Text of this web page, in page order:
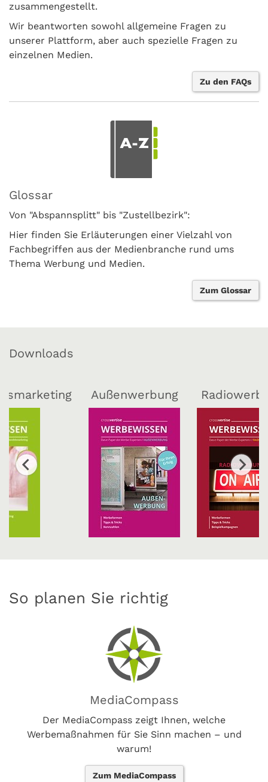
zusammengestellt.
Wir beantworten sowohl allgemeine Fragen zu
unserer Plattform, aber auch spezielle Fragen zu
einzelnen Medien.
Zu den FAQs
Glossar
Von "Abspannsplitt" bis "Zustellbezirk":
Hier finden Sie Erläuterungen einer Vielzahl von
Fachbegriffen aus der Medienbranche rund ums
Thema Werbung und Medien.
Zum Glossar
Downloads
Außenwerbung
So planen Sie richtig
MediaCompass
Der MediaCompass zeigt Ihnen, welche
Werbemaßnahmen für Sie Sinn machen – und
warum!
Zum MediaCompass